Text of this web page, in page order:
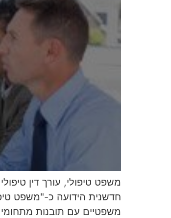
משפט טיפולי, עורך דין
חדשנית הידועה כ-"משפט